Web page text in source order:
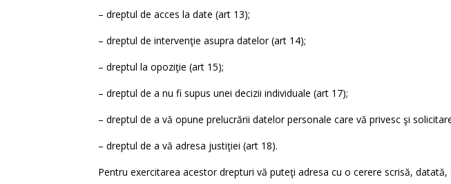
– dreptul de acces la date (art 13);
– dreptul de intervenţie asupra datelor (art 14);
– dreptul la opoziţie (art 15);
– dreptul de a nu fi supus unei decizii individuale (art 17);
– dreptul de a vă opune prelucrării datelor personale care vă privesc şi
– dreptul de a vă adresa justiţiei (art 18).
Pentru exercitarea acestor drepturi vă puteţi adresa cu o cerere scrisă,